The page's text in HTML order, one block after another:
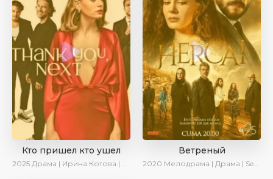
Кто пришел кто ушел
2025 Драма | Ирина Котова | Новинки | Сериалы 2025
Ветреный
2020 Мелодрама | Драма | SesDizi | Ирина Котова | AveTurk